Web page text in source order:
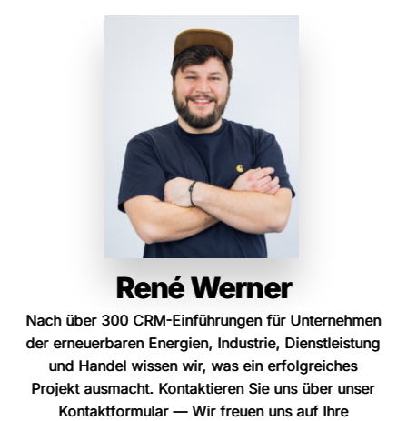
René Werner
Nach über 300 CRM-Einführungen für Unternehmen
der erneuerbaren Energien, Industrie, Dienstleistung
und Handel wissen wir, was ein erfolgreiches
Projekt ausmacht. Kontaktieren Sie uns über unser
Kontaktformular— Wir freuen uns auf Ihre
René Werner
Nach über 300 CRM-Einführungen für Unternehmen
der erneuerbaren Energien, Industrie, Dienstleistung
und Handel wissen wir, was ein erfolgreiches
Projekt ausmacht. Kontaktieren Sie uns über unser
Kontaktformular— Wir freuen uns auf Ihre